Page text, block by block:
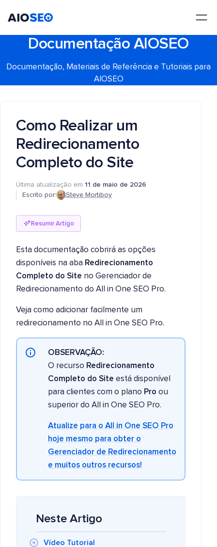
Documentação AIOSEO
Documentação, Materiais de Referência e Tutoriais para
AIOSEO
Como Realizar um
Redirecionamento
Completo do Site
Última atualização em 11 de maio de 2026
Escrito por:
Steve Mortiboy
Resumir Artigo
Esta documentação cobrirá as opções
disponíveis na aba Redirecionamento
Completo do Site no Gerenciador de
Redirecionamento do All in One SEO Pro.
Veja como adicionar facilmente um
redirecionamento no All in One SEO Pro.
OBSERVAÇÃO:
O recurso Redirecionamento
Completo do Site está disponível
para clientes com o plano Pro ou
superior do All in One SEO Pro.
Atualize para o All in One SEO Pro
hoje mesmo para obter o
Gerenciador de Redirecionamento
e muitos outros recursos!
Neste Artigo
Vídeo Tutorial